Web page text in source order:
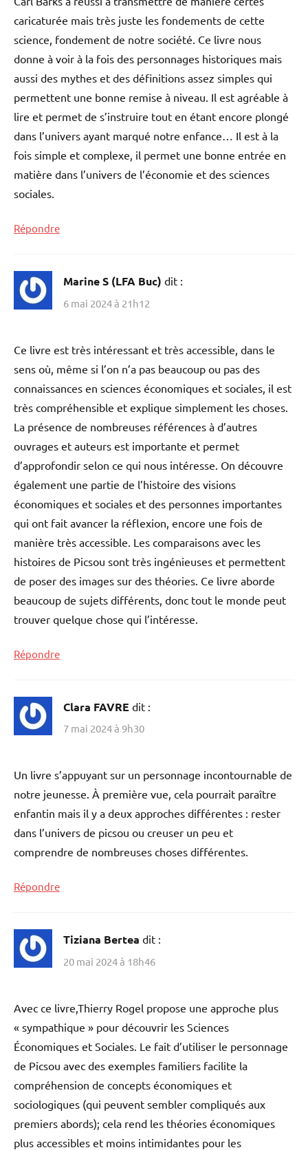
caricaturée mais très juste les fondements de cette
science, fondement de notre société. Ce livre nous
donne à voir à la fois des personnages historiques mais
aussi des mythes et des définitions assez simples qui
permettent une bonne remise à niveau. Il est agréable à
lire et permet de s’instruire tout en étant encore plongé
dans l’univers ayant marqué notre enfance… Il est à la
fois simple et complexe, il permet une bonne entrée en
matière dans l’univers de l’économie et des sciences
sociales.
Répondre
Marine S (LFA Buc) dit :
6 mai 2024 à 21h12
Ce livre est très intéressant et très accessible, dans le
sens où, même si l’on n’a pas beaucoup ou pas des
connaissances en sciences économiques et sociales, il est
très compréhensible et explique simplement les choses.
La présence de nombreuses références à d’autres
ouvrages et auteurs est importante et permet
d’approfondir selon ce qui nous intéresse. On découvre
également une partie de l’histoire des visions
économiques et sociales et des personnes importantes
qui ont fait avancer la réflexion, encore une fois de
manière très accessible. Les comparaisons avec les
histoires de Picsou sont très ingénieuses et permettent
de poser des images sur des théories. Ce livre aborde
beaucoup de sujets différents, donc tout le monde peut
trouver quelque chose qui l’intéresse.
Répondre
Clara FAVRE dit :
7 mai 2024 à 9h30
Un livre s’appuyant sur un personnage incontournable de
notre jeunesse. À première vue, cela pourrait paraître
enfantin mais il y a deux approches différentes : rester
dans l’univers de picsou ou creuser un peu et
comprendre de nombreuses choses différentes.
Répondre
Tiziana Bertea dit :
20 mai 2024 à 18h46
Avec ce livre,Thierry Rogel propose une approche plus
« sympathique » pour découvrir les Sciences
Économiques et Sociales. Le fait d’utiliser le personnage
de Picsou avec des exemples familiers facilite la
compréhension de concepts économiques et
sociologiques (qui peuvent sembler compliqués aux
premiers abords); cela rend les théories économiques
plus accessibles et moins intimidantes pour les